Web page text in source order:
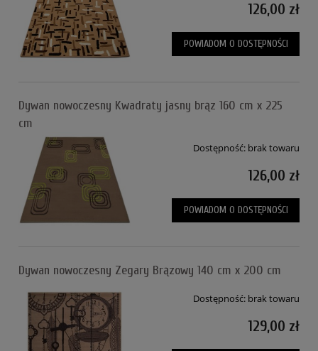
126,00 zł
POWIADOM O DOSTĘPNOŚCI
Dywan nowoczesny Kwadraty jasny brąz 160 cm x 225
cm
Dostępność: brak towaru
126,00 zł
POWIADOM O DOSTĘPNOŚCI
Dywan nowoczesny Zegary Brązowy 140 cm x 200 cm
Dostępność: brak towaru
129,00 zł